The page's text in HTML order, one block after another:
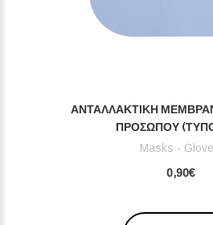
ΑΝΤΑΛΛΑΚΤΙΚΉ
ΠΡΟΣΏΠΟΥ
Masks -
0,90€